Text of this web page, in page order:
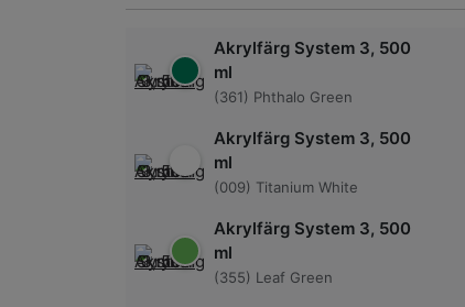
Akrylfärg System 3, 500
ml
(361) Phthalo Green
Akrylfärg System 3, 500
ml
(009) Titanium White
Akrylfärg System 3, 500
ml
(355) Leaf Green